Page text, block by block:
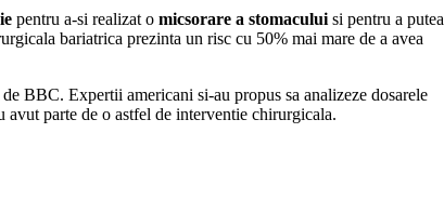
pentru a-si realizat o micsorare a stomacului si pentru a putea
bariatrica prezinta un risc cu 50% mai mare de a avea
BBC. Expertii americani si-au propus sa analizeze dosarele
parte de o astfel de interventie chirurgicala.